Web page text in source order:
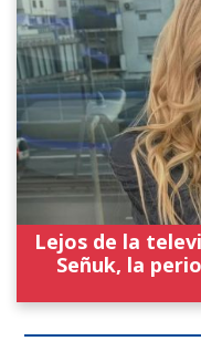
Lejos de la
Señuk, la